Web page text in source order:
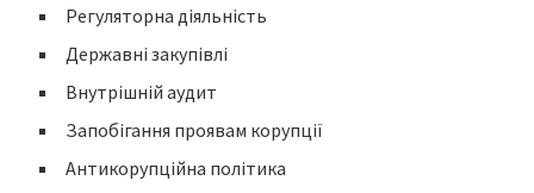
Регуляторна діяльність
Державні закупівлі
Внутрішній аудит
Запобігання проявам корупції
Антикорупційна політика